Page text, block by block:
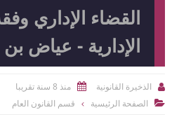
القضاء الإداري
الإدارية - عياض
 الذخيرة القانونية  منذ 8 سنة تقريبا
 الصفحة الرئيسية قسم القانون العام